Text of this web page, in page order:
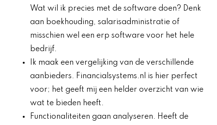
Wat wil ik precies met de software doen? Denk
aan boekhouding, salarisadministratie of
misschien wel een erp software voor het hele
bedrijf.
Ik maak een vergelijking van de verschillende
aanbieders. Financialsystems.nl is hier perfect
voor; het geeft mij een helder overzicht van wie
wat te bieden heeft.
Functionaliteiten gaan analyseren. Heeft de